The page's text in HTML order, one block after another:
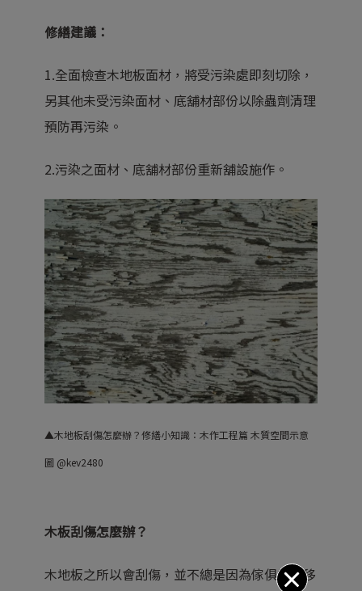
修繕建議：
1.全面檢查木地板面材，將受污染處即刻切除，
另其他未受污染面材、底舖材部份以除蟲劑清理
預防再污染。
2.污染之面材、底舖材部份重新舖設施作。
▲木地板刮傷怎麼辦？修繕小知識：木作工程篇 木質空間示意
圖 @kev2480
木板刮傷怎麼辦？
木地板之所以會刮傷，並不總是因為傢俱重物移